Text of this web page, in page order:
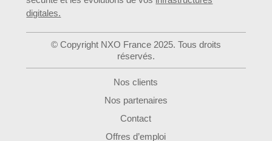
digitales.
© Copyright NXO France 2025. Tous droits
réservés.
Nos clients
Nos partenaires
Contact
Offres d’emploi